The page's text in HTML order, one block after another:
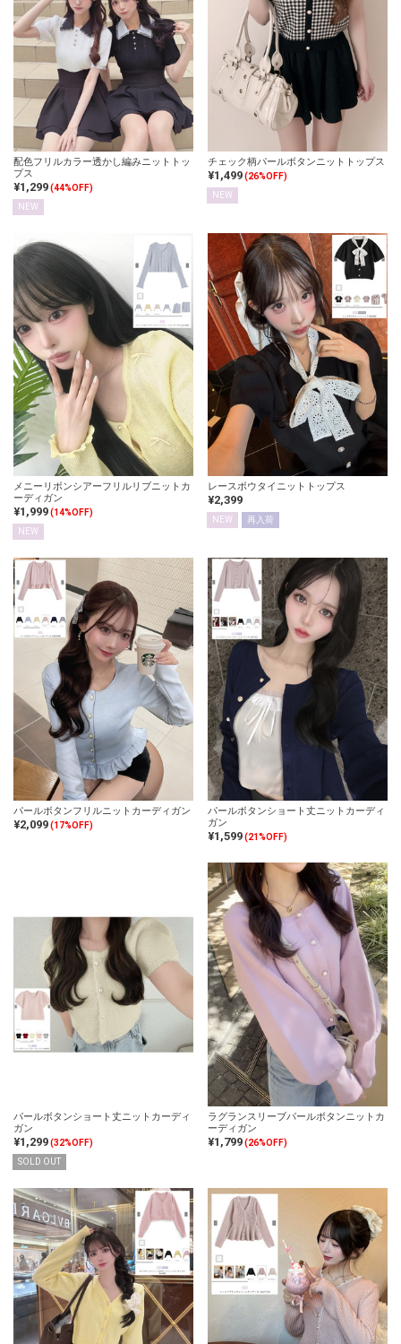
配色フリルカラー透かし編みニットトッ
プス
¥1,299(44%OFF)
NEW
チェック柄パールボタンニットトップス
¥1,499(26%OFF)
NEW
メニーリボンシアーフリルリブニットカ
ーディガン
¥1,999(14%OFF)
NEW
レースボウタイニットトップス
¥2,399
NEW 再入荷
パールボタンフリルニットカーディガン
¥2,099(17%OFF)
パールボタンショート丈ニットカーディ
ガン
¥1,599(21%OFF)
パールボタンショート丈ニットカーディ
ガン
¥1,299(32%OFF)
SOLD OUT
ラグランスリーブパールボタンニットカ
ーディガン
¥1,799(26%OFF)